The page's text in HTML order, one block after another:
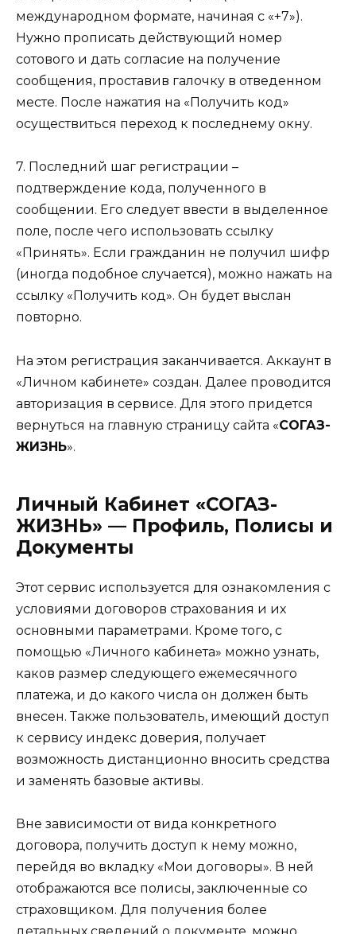
международном формате, начиная с «+7»).
Нужно прописать действующий номер
сотового и дать согласие на получение
сообщения, проставив галочку в отведенном
месте. После нажатия на «Получить код»
осуществиться переход к последнему окну.
7. Последний шаг регистрации –
подтверждение кода, полученного в
сообщении. Его следует ввести в выделенное
поле, после чего использовать ссылку
«Принять». Если гражданин не получил шифр
(иногда подобное случается), можно нажать на
ссылку «Получить код». Он будет выслан
повторно.
На этом регистрация заканчивается. Аккаунт в
«Личном кабинете» создан. Далее проводится
авторизация в сервисе. Для этого придется
вернуться на главную страницу сайта «СОГАЗ-
ЖИЗНЬ».
Личный Кабинет «СОГАЗ-
ЖИЗНЬ» — Профиль, Полисы и
Документы
Этот сервис используется для ознакомления с
условиями договоров страхования и их
основными параметрами. Кроме того, с
помощью «Личного кабинета» можно узнать,
каков размер следующего ежемесячного
платежа, и до какого числа он должен быть
внесен. Также пользователь, имеющий доступ
к сервису индекс доверия, получает
возможность дистанционно вносить средства
и заменять базовые активы.
Вне зависимости от вида конкретного
договора, получить доступ к нему можно,
перейдя во вкладку «Мои договоры». В ней
отображаются все полисы, заключенные со
страховщиком. Для получения более